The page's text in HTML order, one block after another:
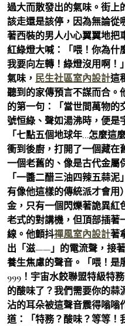
過大而散發出的氣味。街上
該走還是該停，因為無論從
著西裝的男人小心翼翼地把
紅綠燈大喊：「喂！你為什
我要向左轉！綠燈沒用啊！
氣味， 民生社區室內設計這
聽到的家傳預言不謀而合。
的第一句：「當世間萬物的
號恒綠、聲如湯沸時，便是
「七點五個地球年…怎麼這
衝到後廚，打開了一個藏在
一個老舊的、像是古代金屬
「一醬二醋三油四辣五蒜
有像他這樣的傳統派才會用
金，只有一個閃爍著詭異紅
老式的對講機，但頂部插著
線。他顫抖禪風室內設計著
出「滋——」的電流聲，接
養生焦慮的聲音。「喂！是
999！宇宙水餃聯盟特級特
的酸味了？我們需要你的蒜
沾的耳朵被這聲音震得嗡嗡
道：「特務？酸味？等等！